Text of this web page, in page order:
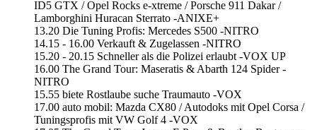
ID5 GTX / Opel Rocks e-xtreme / Porsche 911 Dakar /
Lamborghini Huracan Sterrato -ANIXE+
13.20 Die Tuning Profis: Mercedes S500 -NITRO
14.15 - 16.00 Verkauft & Zugelassen -NITRO
15.20 - 20.15 Schneller als die Polizei erlaubt -VOX UP
16.00 The Grand Tour: Maseratis & Abarth 124 Spider -
NITRO
15.55 biete Rostlaube suche Traumauto -VOX
17.00 auto mobil: Mazda CX80 / Autodoks mit Opel Corsa /
Tuningsprofis mit VW Golf 4 -VOX